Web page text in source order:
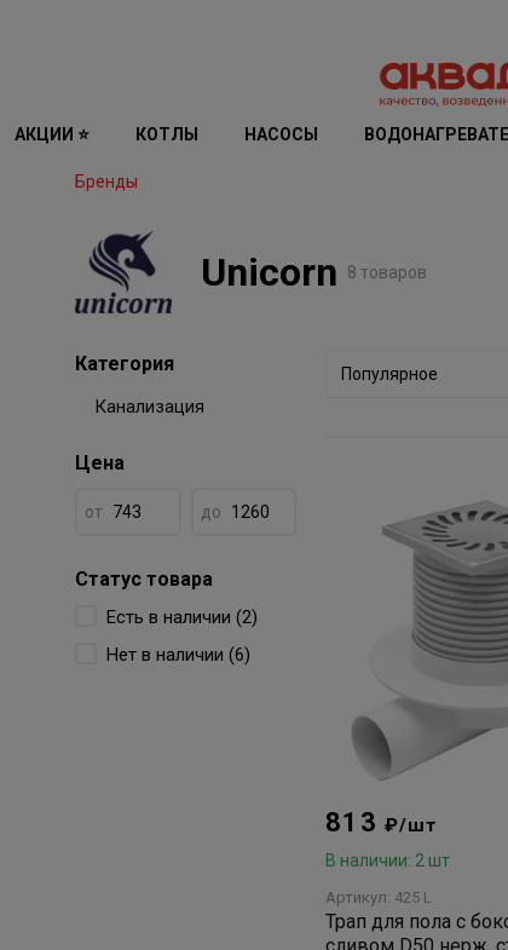
АКЦИИ ⭐ КОТЛЫ НАСОСЫ
Бренды
Unicorn 8 товаров
Категория
Канализация
Цена
от до
Статус товара
Есть в наличии (2)
Нет в наличии (6)
Популярное
813 ₽/шт
В наличии: 2 шт
Артикул: 425 L
Трап для пола с